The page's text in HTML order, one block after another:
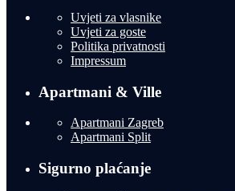
Uvjeti za vlasnike
Uvjeti za goste
Politika privatnosti
Impressum
Apartmani & Ville
Apartmani Zagreb
Apartmani Split
Sigurno plaćanje